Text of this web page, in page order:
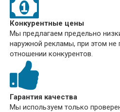
Конкурентные цены
Мы предлагаем предельно
наружной рекламы, при этом не
отношении конкурентов.
Гарантия качества
Мы используем только